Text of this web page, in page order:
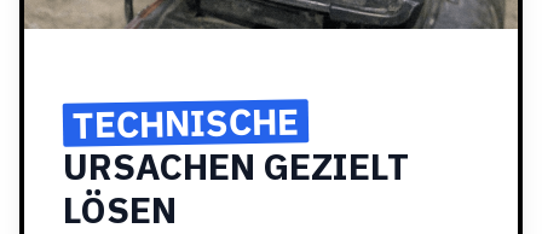
TECHNISCHE
URSACHEN GEZIELT
LÖSEN